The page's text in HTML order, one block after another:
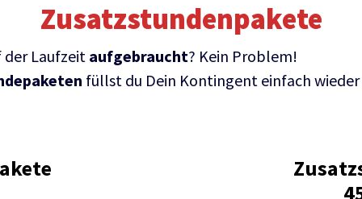
Zusatzstundenpakete
Laufzeit aufgebraucht? Kein Problem!
füllst du Dein Kontingent einfach